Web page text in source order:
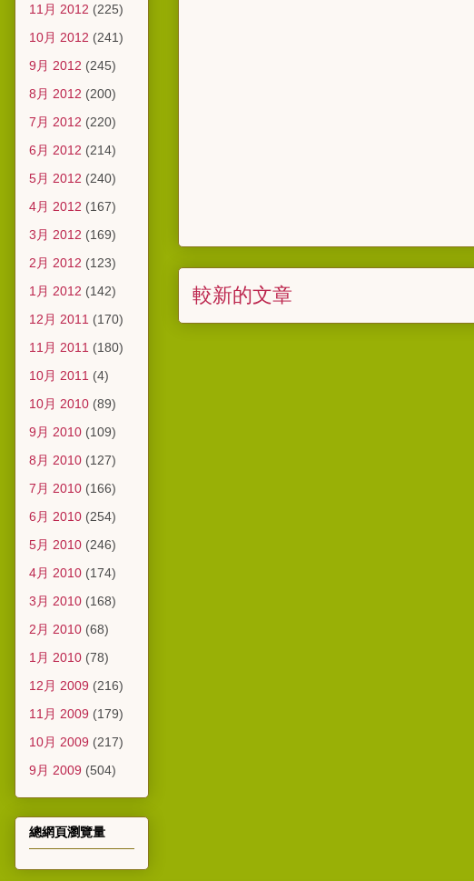
較新的文章
11月 2012 (225)
10月 2012 (241)
9月 2012 (245)
8月 2012 (200)
7月 2012 (220)
6月 2012 (214)
5月 2012 (240)
4月 2012 (167)
3月 2012 (169)
2月 2012 (123)
1月 2012 (142)
12月 2011 (170)
11月 2011 (180)
10月 2011 (4)
10月 2010 (89)
9月 2010 (109)
8月 2010 (127)
7月 2010 (166)
6月 2010 (254)
5月 2010 (246)
4月 2010 (174)
3月 2010 (168)
2月 2010 (68)
1月 2010 (78)
12月 2009 (216)
11月 2009 (179)
10月 2009 (217)
9月 2009 (504)
總網頁瀏覽量